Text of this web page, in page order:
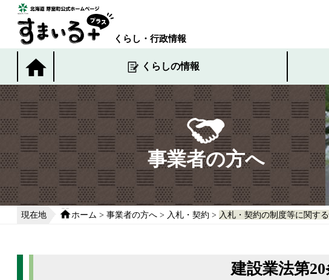
くらし・行政情報
くらしの情報
事業者の方へ
現在地 ホーム > 事業者の方へ > 入札・契約 > 入札・契約の制度等に関す
建設業法第